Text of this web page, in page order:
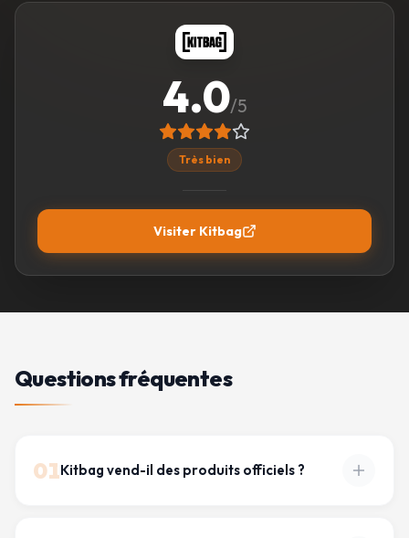
4.0/5
Très bien
Visiter Kitbag
Questions fréquentes
01Kitbag vend-il des produits officiels ?